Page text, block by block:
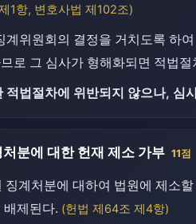
1항, 변호사법 제102조)
계위원회의 결정을 거치도록 하
로 그 심사가 형해화되면 적법
적법절차에 위반되지 않으나, 심
분에 대한 헌재 제소 가부 11점
계처분에 대하여 법원에 제소
제된다. (헌법 제64조 제4항)